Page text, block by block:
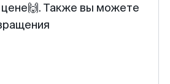
Также вы можете